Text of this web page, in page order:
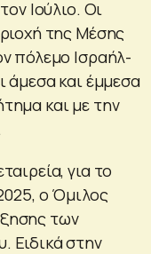
Ιούλιο. Οι
της Μέσης
πόλεμο Ισραήλ-
άμεσα και έμμεσα
και με την
για το
ο Όμιλος
των
Ειδικά στην